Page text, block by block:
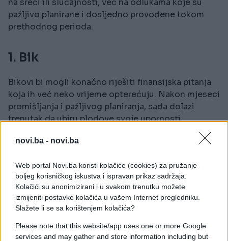
novi.ba - novi.ba
Web portal Novi.ba koristi kolačiće (cookies) za pružanje
boljeg korisničkog iskustva i ispravan prikaz sadržaja.
Kolačići su anonimizirani i u svakom trenutku možete
izmijeniti postavke kolačića u vašem Internet pregledniku.
Slažete li se sa korištenjem kolačića?
Please note that this website/app uses one or more Google
services and may gather and store information including but
pažljivo planirane i dosljedno provođene tokom
prethodnog perioda.
1. Bik
Bikovi bi mogli konačno riješiti finansijska pitanja
koja ih već neko vrijeme opterećuju. Nakon mjeseci
promišljanja i pažljivog planiranja, sada dolazi
trenutak da ubiru plodove svoje upornosti.
Moguće su povoljne prilike za ulaganja ili dodatni
odgovoran odnos prema novcu bili ispravna odluka.
NASTAVAK JE NA SLJEDEĆOJ STRANICI--->>>